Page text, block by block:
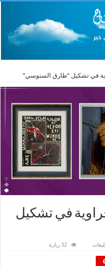
في تشكيل “طارق السنوسي”
في تشكيل
32 زيارة